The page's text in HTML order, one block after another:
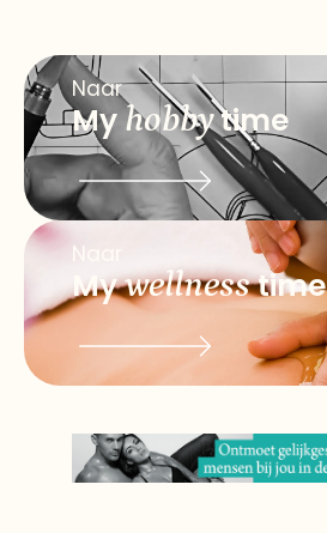
Naar
Myhobbytime
Naar
Mywellnesstime